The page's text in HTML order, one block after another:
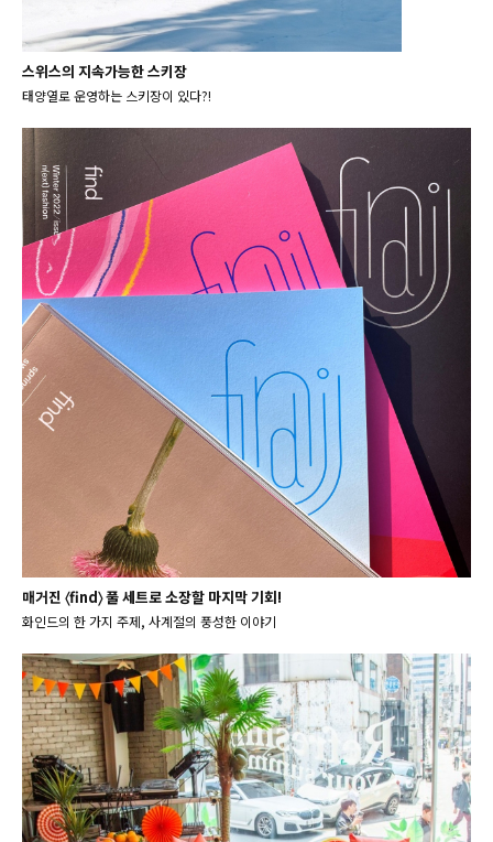
스위스의 지속가능한 스키장
태양열로 운영하는 스키장이 있다?!
매거진 〈find〉 풀 세트로 소장할 마지막 기회!
화인드의 한 가지 주제, 사계절의 풍성한 이야기